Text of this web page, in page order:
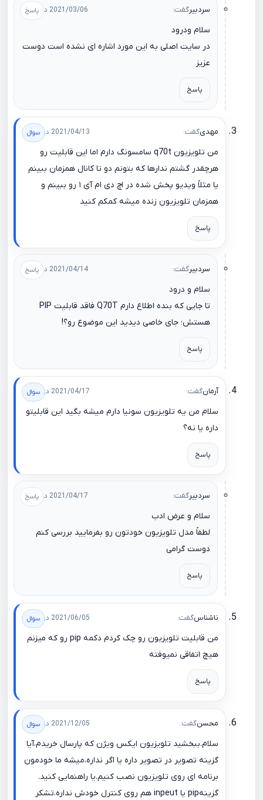
سردبیرگفت: 2021/03/06 در 10:40
سلام ودرود
در سایت اصلی به این مورد اشاره ای نشده است دوست
عزیز
پاسخ
مهدیگفت: 2021/04/13 در 17:00
من تلویزیون q70t سامسونگ دارم اما این قابلیت رو
هرچقدر گشتم ندارها که بتونم دو تا کانال همزمان ببینم
یا مثلاً ویدیو پخش شده در اچ دی ام آی ١ رو ببینم و
همزمان تلویزیون زنده میشه کمکم کنید
پاسخ
سردبیرگفت: 2021/04/14 در 00:26
سلام و درود
تا جایی که بنده اطلاع دارم Q70T فاقد قابلیت PIP
هستش؛ جای خاصی دیدید این موضوع رو؟!
پاسخ
آرمانگفت: 2021/04/17 در 18:39
سلام من یه تلویزیون سونیا دارم میشه بگید این قابلیتو
داره یا نه؟
پاسخ
سردبیرگفت: 2021/04/17 در 22:24
سلام و عرض ادب
لطفاً مدل تلویزیون خودتون رو بفرمایید بررسی کنم
دوست گرامی
پاسخ
‌ناشناسگفت: 2021/06/05 در 13:25
من قابلیت تلویزیون رو چک کردم دکمه pip رو که میزنم
هیچ اتفاقی نمیوفته
پاسخ
محسنگفت: 2021/12/05 در 22:34
سلام.ببخشید تلویزیون ایکس ویژن که پارسال خریدم،آیا
گزینه تصویر در تصویر داره یا اگر نداره،میشه ما خودمون
برنامه ای روی تلویزیون نصب کنیم.یا راهنمایی کنید.
گزینهpip یا inpeut هم روی کنترل خودش نداره.تشکر